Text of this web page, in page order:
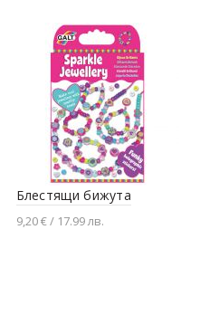
Блестящи бижута
9,20 € / 17.99 лв.